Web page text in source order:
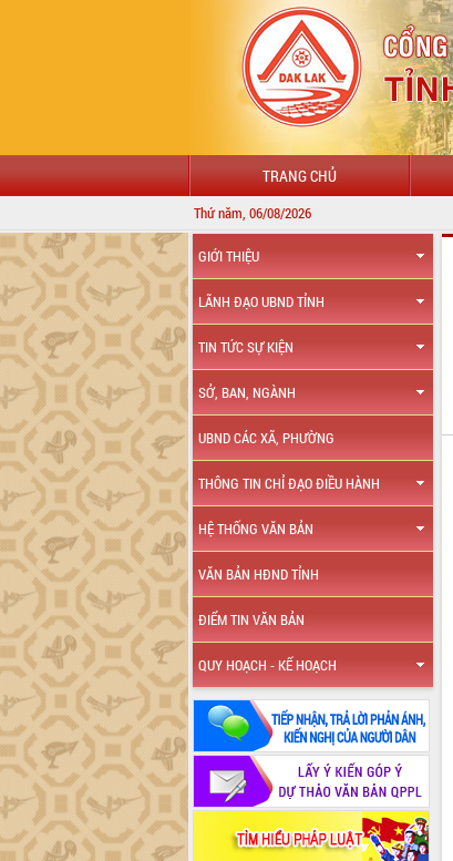
TRANG CHỦ
Thứ năm, 06/08/2026
GIỚI THIỆU
LÃNH ĐẠO UBND TỈNH
TIN TỨC SỰ KIỆN
SỞ, BAN, NGÀNH
UBND CÁC XÃ, PHƯỜNG
THÔNG TIN CHỈ ĐẠO ĐIỀU HÀNH
HỆ THỐNG VĂN BẢN
VĂN BẢN HĐND TỈNH
ĐIỂM TIN VĂN BẢN
QUY HOẠCH - KẾ HOẠCH